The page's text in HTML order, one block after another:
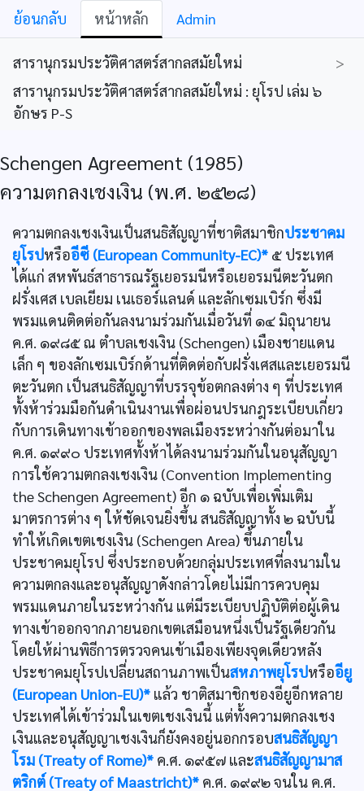
ย้อนกลับ หน้าหลัก Admin
สารานุกรมประวัติศาสตร์สากลสมัยใหม่
>
สารานุกรมประวัติศาสตร์สากลสมัยใหม่ : ยุโรป เล่ม ๖
อักษร P-S
Schengen Agreement (1985)
ความตกลงเชงเงิน (พ.ศ. ๒๕๒๘)
ความตกลงเชงเงินเป็นสนธิสัญญาที่ชาติสมาชิกประชาคม
ยุโรปหรืออีซี (European Community-EC)* ๕ ประเทศ
ได้แก่ สหพันธ์สาธารณรัฐเยอรมนีหรือเยอรมนีตะวันตก
ฝรั่งเศส เบลเยียม เนเธอร์แลนด์ และลักเซมเบิร์ก ซึ่งมี
พรมแดนติดต่อกันลงนามร่วมกันเมื่อวันที่ ๑๔ มิถุนายน
ค.ศ. ๑๙๘๕ ณ ตำบลเชงเงิน (Schengen) เมืองชายแดน
เล็ก ๆ ของลักเซมเบิร์กด้านที่ติดต่อกับฝรั่งเศสและเยอรมนี
ตะวันตก เป็นสนธิสัญญาที่บรรจุข้อตกลงต่าง ๆ ที่ประเทศ
ทั้งห้าร่วมมือกันดำเนินงานเพื่อผ่อนปรนกฎระเบียบเกี่ยว
กับการเดินทางเข้าออกของพลเมืองระหว่างกันต่อมาใน
ค.ศ. ๑๙๙๐ ประเทศทั้งห้าได้ลงนามร่วมกันในอนุสัญญา
การใช้ความตกลงเชงเงิน (Convention Implementing
the Schengen Agreement) อีก ๑ ฉบับเพื่อเพิ่มเติม
มาตรการต่าง ๆ ให้ชัดเจนยิ่งขึ้น สนธิสัญญาทั้ง ๒ ฉบับนี้
ทำให้เกิดเขตเชงเงิน (Schengen Area) ขึ้นภายใน
ประชาคมยุโรป ซึ่งประกอบด้วยกลุ่มประเทศที่ลงนามใน
ความตกลงและอนุสัญญาดังกล่าวโดยไม่มีการควบคุม
พรมแดนภายในระหว่างกัน แต่มีระเบียบปฏิบัติต่อผู้เดิน
ทางเข้าออกจากภายนอกเขตเสมือนหนึ่งเป็นรัฐเดียวกัน
โดยให้ผ่านพิธีการตรวจคนเข้าเมืองเพียงจุดเดียวหลัง
ประชาคมยุโรปเปลี่ยนสถานภาพเป็นสหภาพยุโรปหรืออียู
(European Union-EU)* แล้ว ชาติสมาชิกชองอียูอีกหลาย
ประเทศได้เข้าร่วมในเขตเชงเงินนี้ แต่ทั้งความตกลงเชง
เงินและอนุสัญญาเชงเงินก็ยังคงอยู่นอกกรอบสนธิสัญญา
โรม (Treaty of Rome)* ค.ศ. ๑๙๕๗ และสนธิสัญญามาส
ตริกต์ (Treaty of Maastricht)* ค.ศ. ๑๙๙๒ จนใน ค.ศ.